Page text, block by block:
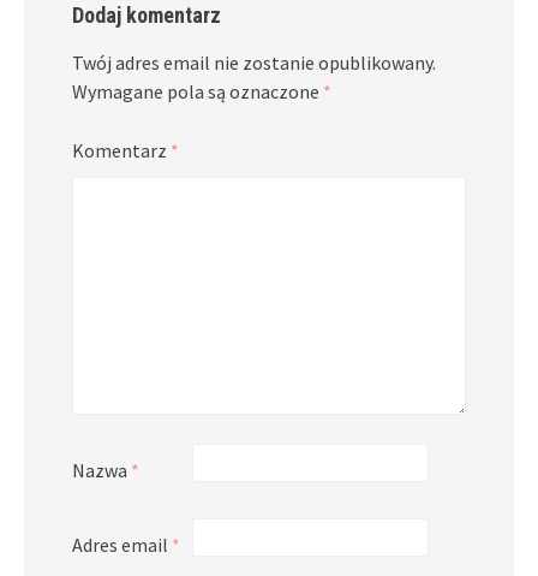
Dodaj komentarz
Twój adres email nie zostanie opublikowany.
Wymagane pola są oznaczone *
Komentarz *
Nazwa *
Adres email *